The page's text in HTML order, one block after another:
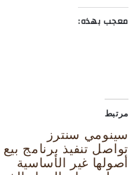
معجب بهذه:
مرتبط
سينومي سنترز
تواصل تنفيذ برنامج بيع
أصولها غير الأساسية